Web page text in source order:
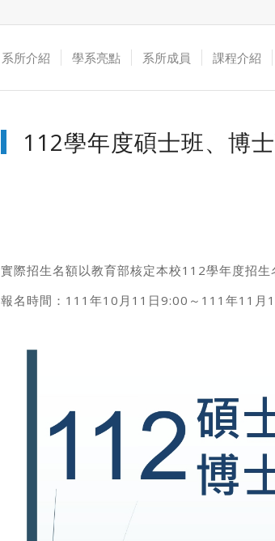
系所介紹 學系亮點 系所成員 課程介紹
112學年度碩士班、博
實際招生名額以教育部核定本校112學年度招生
報名時間：111年10月11日9:00～111年11月